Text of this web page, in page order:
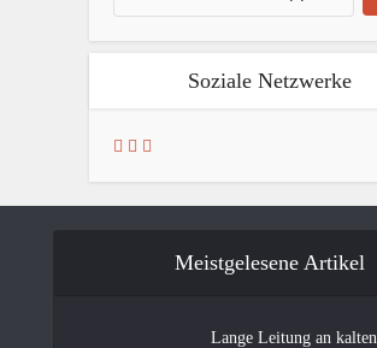
Soziale Netzwerke
Meistgelesene Artikel
Lange Leitung an kalten